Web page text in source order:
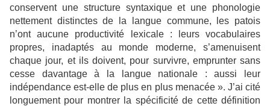
conservent une structure syntaxique et une phonologie
nettement distinctes de la langue commune, les patois
n’ont aucune productivité lexicale : leurs vocabulaires
propres, inadaptés au monde moderne, s’amenuisent
chaque jour, et ils doivent, pour survivre, emprunter sans
cesse davantage à la langue nationale : aussi leur
indépendance est-elle de plus en plus menacée ». J’ai cité
longuement pour montrer la spécificité de cette définition